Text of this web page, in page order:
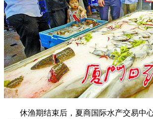
休渔期结束后，夏商国际水产交易中